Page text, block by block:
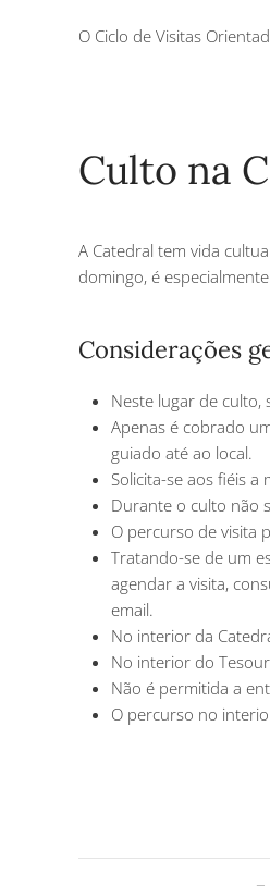
O Ciclo de Visitas
Culto na
A Catedral tem vida
domingo, é
Considerações
Neste lugar de
Apenas é cobrado
guiado até ao local.
Solicita-se aos fiéis
Durante o culto não
O percurso de visita
Tratando-se de um
agendar a visita,
email.
No interior da
No interior do
Não é permitida a
O percurso no